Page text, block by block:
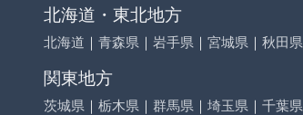
北海道・東北地方
北海道 ｜ 青森県 ｜ 岩手県 ｜ 宮城県 ｜ 秋田県
関東地方
茨城県 ｜ 栃木県 ｜ 群馬県 ｜ 埼玉県 ｜ 千葉県